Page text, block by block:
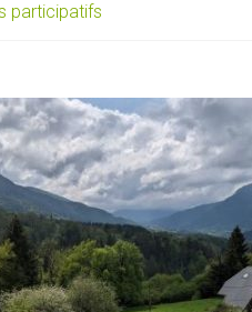
participatifs